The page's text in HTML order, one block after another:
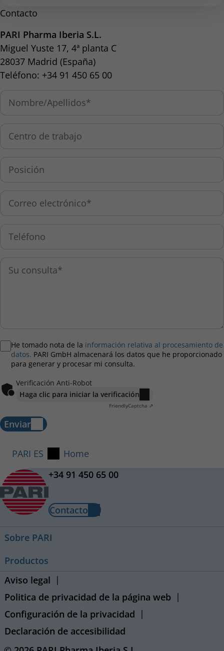
Contacto
PARI Pharma Iberia S.L.
Miguel Yuste 17, 4ª planta C
28037 Madrid (España)
Teléfono: +34 91 450 65 00
He tomado nota de la información relativa al procesamiento de
datos. PARI GmbH almacenará los datos que he proporcionado
para generar y procesar mi consulta.
Verificación Anti-Robot
Haga clic para iniciar la verificación
FriendlyCaptcha ⇗
Enviar
PARI ES
Home
+34 91 450 65 00
Contacto
Sobre PARI
Productos
Aviso legal
Politica de privacidad de la página web
Configuración de la privacidad
Declaración de accesibilidad